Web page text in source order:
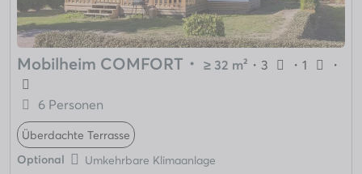
Mobilheim COMFORT ・ ≥ 32 m² ・ 3 ・1 ・
6 Personen
Überdachte Terrasse
Optional
Umkehrbare Klimaanlage